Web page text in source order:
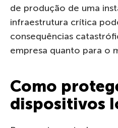
de produção de uma
infraestrutura crítica
consequências
empresa quanto para o
Como
dispositivos